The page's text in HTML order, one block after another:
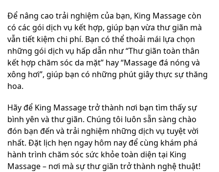
Để nâng cao trải nghiệm của bạn, King Massage còn
có các gói dịch vụ kết hợp, giúp bạn vừa thư giãn mà
vẫn tiết kiệm chi phí. Bạn có thể thoải mái lựa chọn
những gói dịch vụ hấp dẫn như “Thư giãn toàn thân
kết hợp chăm sóc da mặt” hay “Massage đá nóng và
xông hơi”, giúp bạn có những phút giây thực sự thăng
hoa.
Hãy để King Massage trở thành nơi bạn tìm thấy sự
bình yên và thư giãn. Chúng tôi luôn sẵn sàng chào
đón bạn đến và trải nghiệm những dịch vụ tuyệt vời
nhất. Đặt lịch hẹn ngay hôm nay để cùng khám phá
hành trình chăm sóc sức khỏe toàn diện tại King
Massage – nơi mà sự thư giãn trở thành nghệ thuật!